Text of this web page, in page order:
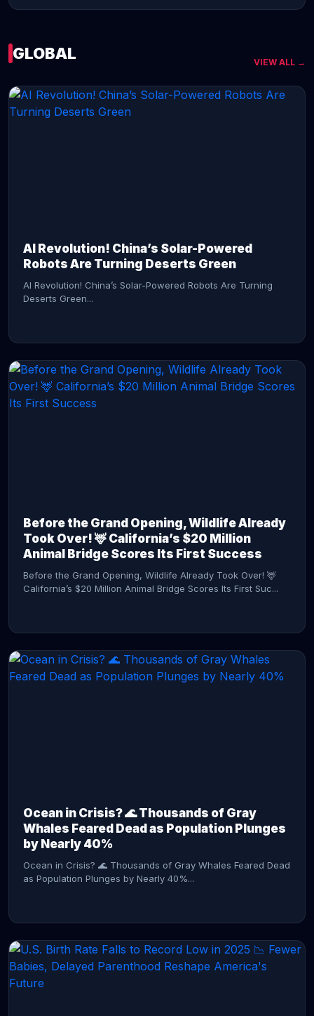
GLOBAL VIEW ALL →
AI Revolution! China’s Solar-Powered
Robots Are Turning Deserts Green
AI Revolution! China’s Solar-Powered Robots Are Turning
Deserts Green...
Before the Grand Opening, Wildlife Already
Took Over! 🦌 California’s $20 Million
Animal Bridge Scores Its First Success
Before the Grand Opening, Wildlife Already Took Over! 🦌
California’s $20 Million Animal Bridge Scores Its First Suc...
Ocean in Crisis? 🌊 Thousands of Gray
Whales Feared Dead as Population Plunges
by Nearly 40%
Ocean in Crisis? 🌊 Thousands of Gray Whales Feared Dead
as Population Plunges by Nearly 40%...